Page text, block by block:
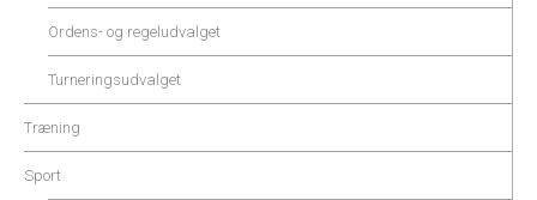
Ordens- og regeludvalget
Turneringsudvalget
Træning
Sport